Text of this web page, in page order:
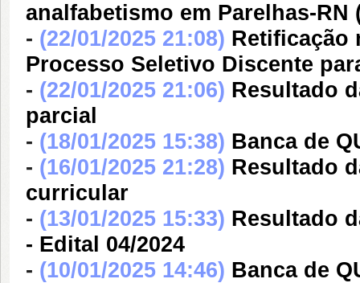
analfabetismo em Parelhas-RN
- (22/01/2025 21:08) Retificação
Processo Seletivo Discente
- (22/01/2025 21:06) Resultado
parcial
- (18/01/2025 15:38) Banca de
- (16/01/2025 21:28) Resultado
curricular
- (13/01/2025 15:33) Resultado
- Edital 04/2024
- (10/01/2025 14:46) Banca de